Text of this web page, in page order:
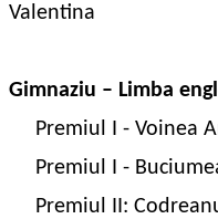
Valentina
Gimnaziu – Limba
Premiul I - Voinea
Premiul I -
Premiul II: